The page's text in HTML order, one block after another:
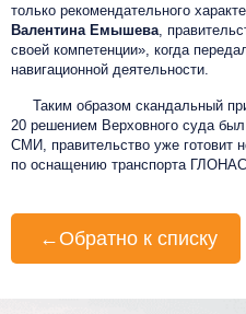
только рекомендательного
Валентина Емышева ,
своей компетенции», когда
навигационной деятельности.
Таким образом скандальный
20 решением Верховного суда
СМИ, правительство уже готовит
по оснащению транспорта
← Обратно к списку